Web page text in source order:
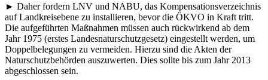
► Daher fordern LNV und NABU, das Kompensationsverzeichnis
auf Landkreisebene zu installieren, bevor die ÖKVO in Kraft tritt.
Die aufgeführten Maßnahmen müssen auch rückwirkend ab dem
Jahr 1975 (erstes Landesnaturschutzgesetz) eingestellt werden, um
Doppelbelegungen zu vermeiden. Hierzu sind die Akten der
Naturschutzbehörden auszuwerten. Dies sollte bis zum Jahr 2013
abgeschlossen sein.